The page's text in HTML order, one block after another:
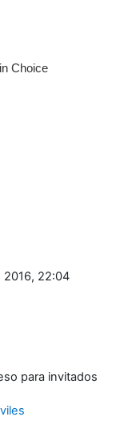
Choice
2016, 22:04
para invitados